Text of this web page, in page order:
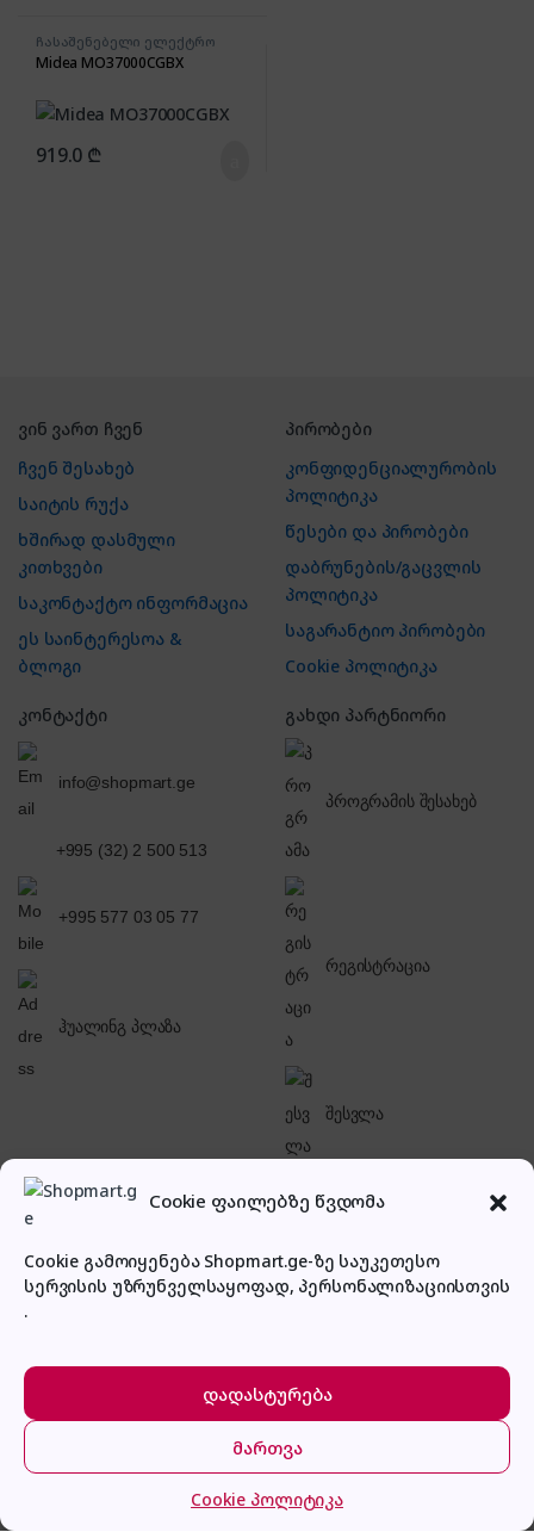
Cookie ფაილებზე წვდომა
Cookie გამოიყენება Shopmart.ge-ზე საუკეთესო
სერვისის უზრუნველსაყოფად, პერსონალიზაციისთვის
.
დადასტურება
მართვა
Cookie პოლიტიკა
ჩასაშენებელი ელექტრო
ღუმელი
Midea MO37000CGBX
919.0 ₾
ვინ ვართ ჩვენ
ჩვენ შესახებ
საიტის რუქა
ხშირად დასმული
კითხვები
საკონტაქტო ინფორმაცია
ეს საინტერესოა &
ბლოგი
პირობები
კონფიდენციალურობის
პოლიტიკა
წესები და პირობები
დაბრუნების/გაცვლის
პოლიტიკა
საგარანტიო პირობები
Cookie პოლიტიკა
კონტაქტი
info@shopmart.ge
+995 (32) 2 500 513
+995 577 03 05 77
ჰუალინგ პლაზა
გახდი პარტნიორი
პროგრამის შესახებ
რეგისტრაცია
შესვლა
პირადი კაბინეტი
Hotpoint Ariston FI6 864 SH IX HA
მთავარი კატეგორიები კალათა შესვლა